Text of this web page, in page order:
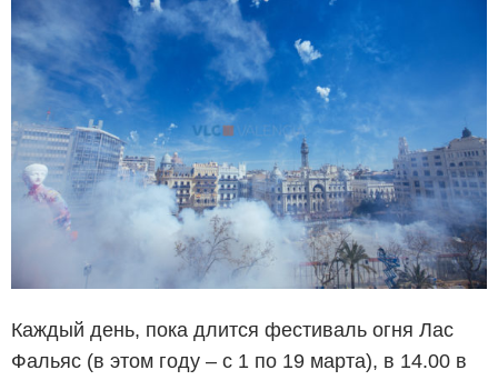
Каждый день, пока длится фестиваль огня Лас
Фальяс (в этом году – с 1 по 19 марта), в 14.00 в